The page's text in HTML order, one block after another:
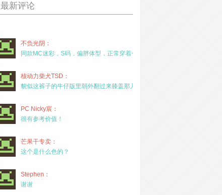
最新评论
不负光阴：
同款MC迷彩，S码，偏胖体型，正常穿着一年半，没
核动力柴犬TSD：
貌似这裤子的牛仔版里朝外翻过来膝盖那儿有放护膝的
PC Nicky宸：
很有参考价值！
芒果干专卖：
这个是什么色的？
Stephen：
谢谢